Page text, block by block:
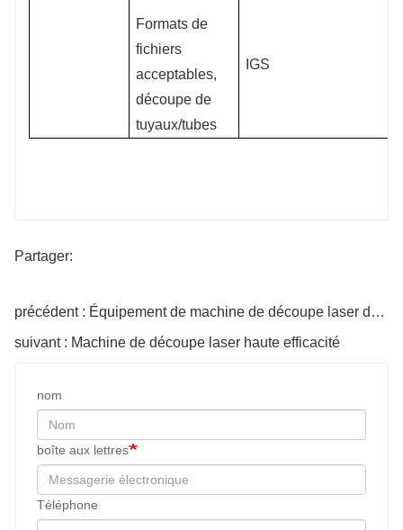
Formats de
fichiers
acceptables,
découpe de
tuyaux/tubes
IGS
Partager:
précédent : Équipement de machine de découpe laser de métal à grande vitesse
suivant : Machine de découpe laser haute efficacité
nom
boîte aux lettres
Téléphone